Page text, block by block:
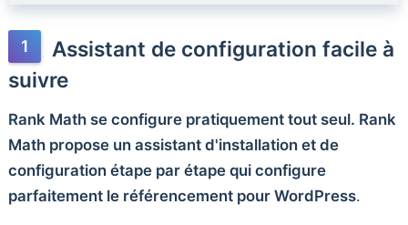
Assistant de configuration facile à
suivre
Rank Math se configure pratiquement tout seul. Rank
Math propose un assistant d'installation et de
configuration étape par étape qui configure
parfaitement le référencement pour WordPress.